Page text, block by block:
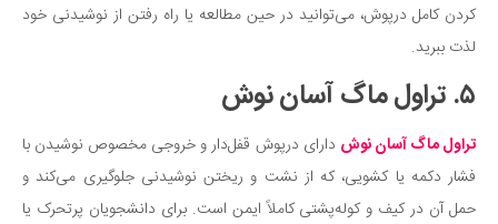
کردن کامل درپوش، می‌توانید در حین مطالعه یا راه رفتن از نوشیدنی خود
لذت ببرید.
۵. تراول ماگ آسان‌ نوش
تراول ماگ آسان نوش دارای درپوش قفل‌دار و خروجی مخصوص نوشیدن با
فشار دکمه یا کشویی، که از نشت و ریختن نوشیدنی جلوگیری می‌کند و
حمل آن در کیف و کوله‌پشتی کاملاً ایمن است. برای دانشجویان پرتحرک یا